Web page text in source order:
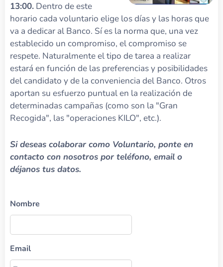
13:00. Dentro de este
horario cada voluntario elige los días y las horas que
va a dedicar al Banco. Sí es la norma que, una vez
establecido un compromiso, el compromiso se
respete. Naturalmente el tipo de tarea a realizar
estará en función de las preferencias y posibilidades
del candidato y de la conveniencia del Banco. Otros
aportan su esfuerzo puntual en la realización de
determinadas campañas (como son la "Gran
Recogida", las "operaciones KILO", etc.).
Si deseas colaborar como Voluntario, ponte en
contacto con nosotros por teléfono, email o
déjanos tus datos.
Nombre
Email